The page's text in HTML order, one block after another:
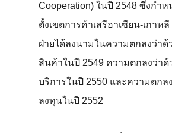
Cooperation) ในปี 2548 ซึ่งกำ
ตั้งเขตการค้าเสรีอาเซียน-เกาห
ฝ่ายได้ลงนามในความตกลงว่าด้
สินค้าในปี 2549 ความตกลงว่าด้
บริการในปี 2550 และความตกล
ลงทุนในปี 2552